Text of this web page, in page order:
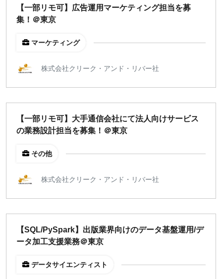
【一部リモ可】広告運用マーケティング担当を募
集！＠東京
マーケティング
株式会社クリーク・アンド・リバー社
【一部リモ可】大手通信会社にて法人向けサービス
の業務設計担当を募集！＠東京
その他
株式会社クリーク・アンド・リバー社
【SQL/PySpark】出版業界向けのデータ基盤運用/デ
ータ加工支援業務＠東京
データサイエンティスト